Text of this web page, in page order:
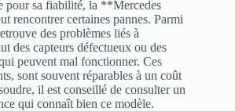
pour sa fiabilité, la **Mercedes
rencontrer certaines pannes. Parmi
des problèmes liés à
des capteurs défectueux ou des
peuvent mal fonctionner. Ces
sont souvent réparables à un coût
il est conseillé de consulter un
qui connaît bien ce modèle.